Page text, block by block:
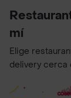
mí
Elige
delivery cerca